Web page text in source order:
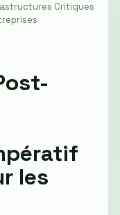
Critiques
les